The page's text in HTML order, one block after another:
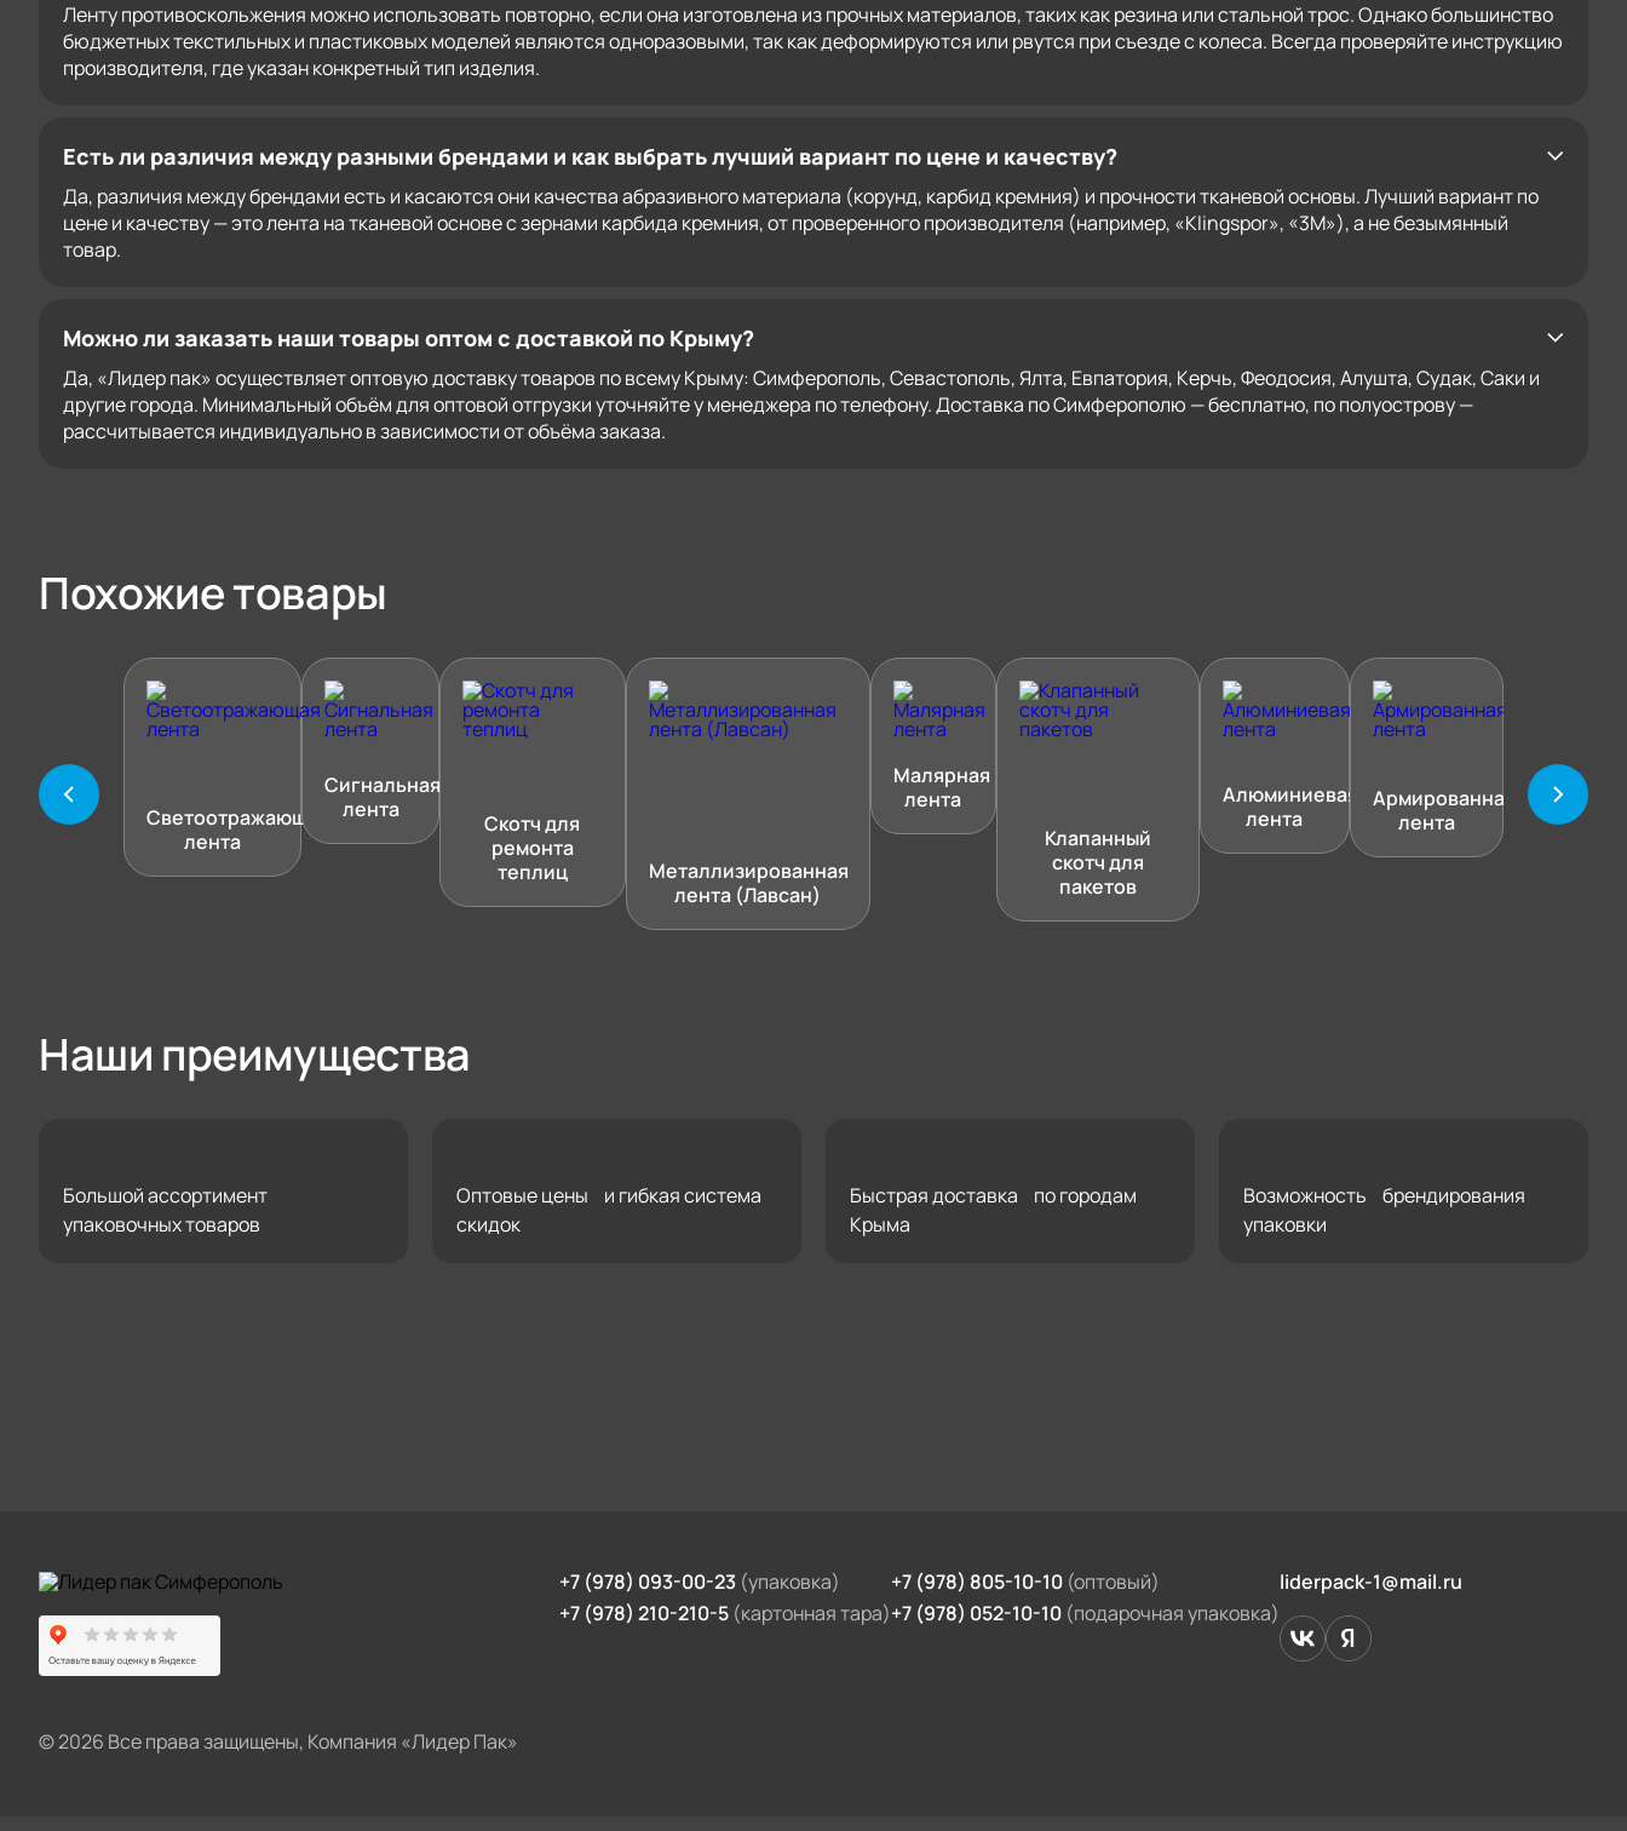
Ленту противоскольжения можно использовать повторно, если она изготовлена из прочных материалов, таких как резина или стальной трос. Однако большинство
бюджетных текстильных и пластиковых моделей являются одноразовыми, так как деформируются или рвутся при съезде с колеса. Всегда проверяйте инструкцию
производителя, где указан конкретный тип изделия.
Есть ли различия между разными брендами и как выбрать лучший вариант по цене и качеству?
Да, различия между брендами есть и касаются они качества абразивного материала (корунд, карбид кремния) и прочности тканевой основы. Лучший вариант по
цене и качеству — это лента на тканевой основе с зернами карбида кремния, от проверенного производителя (например, «Klingspor», «3M»), а не безымянный
товар.
Можно ли заказать наши товары оптом с доставкой по Крыму?
Да, «Лидер пак» осуществляет оптовую доставку товаров по всему Крыму: Симферополь, Севастополь, Ялта, Евпатория, Керчь, Феодосия, Алушта, Судак, Саки и
другие города. Минимальный объём для оптовой отгрузки уточняйте у менеджера по телефону. Доставка по Симферополю — бесплатно, по полуострову —
рассчитывается индивидуально в зависимости от объёма заказа.
Похожие товары
Светоотражающая
лента
Сигнальная
лента
Скотч для
ремонта
теплиц
Металлизированная
лента (Лавсан)
Малярная
лента
Клапанный
скотч для
пакетов
Алюминиевая
лента
Армированная
лента
Наши преимущества
Большой ассортимент
упаковочных товаров
Оптовые цены и гибкая система
скидок
Быстрая доставка по городам
Крыма
Возможность брендирования
упаковки
+7 (978) 093-00-23 (упаковка)
+7 (978) 210-210-5 (картонная тара)
+7 (978) 805-10-10 (оптовый)
+7 (978) 052-10-10 (подарочная упаковка)
liderpack-1@mail.ru
© 2026 Все права защищены, Компания «Лидер Пак»